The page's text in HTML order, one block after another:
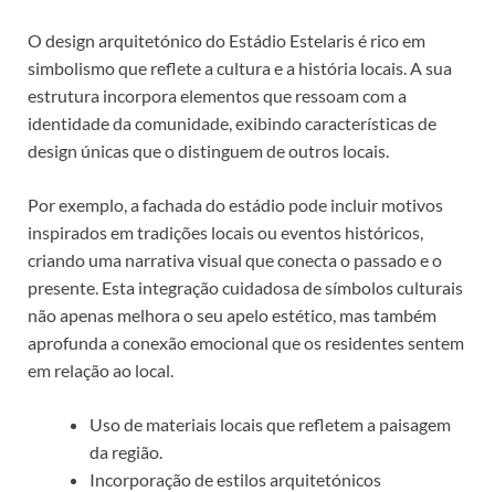
O design arquitetónico do Estádio Estelaris é rico em
simbolismo que reflete a cultura e a história locais. A sua
estrutura incorpora elementos que ressoam com a
identidade da comunidade, exibindo características de
design únicas que o distinguem de outros locais.
Por exemplo, a fachada do estádio pode incluir motivos
inspirados em tradições locais ou eventos históricos,
criando uma narrativa visual que conecta o passado e o
presente. Esta integração cuidadosa de símbolos culturais
não apenas melhora o seu apelo estético, mas também
aprofunda a conexão emocional que os residentes sentem
em relação ao local.
Uso de materiais locais que refletem a paisagem
da região.
Incorporação de estilos arquitetónicos